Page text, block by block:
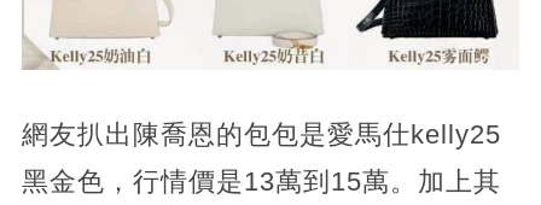
網友扒出陳喬恩的包包是愛馬仕kelly25
黑金色，行情價是13萬到15萬。加上其